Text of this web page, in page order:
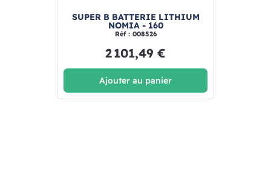
SUPER B BATTERIE LITHIUM
NOMIA - 160
Réf : 008526
2 101,49 €
Ajouter au panier